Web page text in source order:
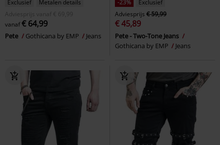
Exclusief
Metalen details
Adviesprijs
vanaf € 69,99
vanaf€ 64,99
Pete Gothicana by EMP Jeans
-23%
Exclusief
Adviesprijs € 59,99
€ 45,89
Pete - Two-Tone Jeans
Gothicana by EMP
Jeans